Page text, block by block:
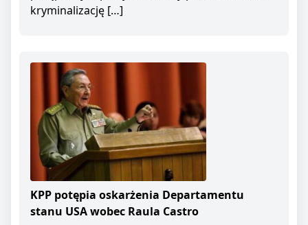
kryminalizację […]
KPP potępia oskarżenia Departamentu
stanu USA wobec Raula Castro